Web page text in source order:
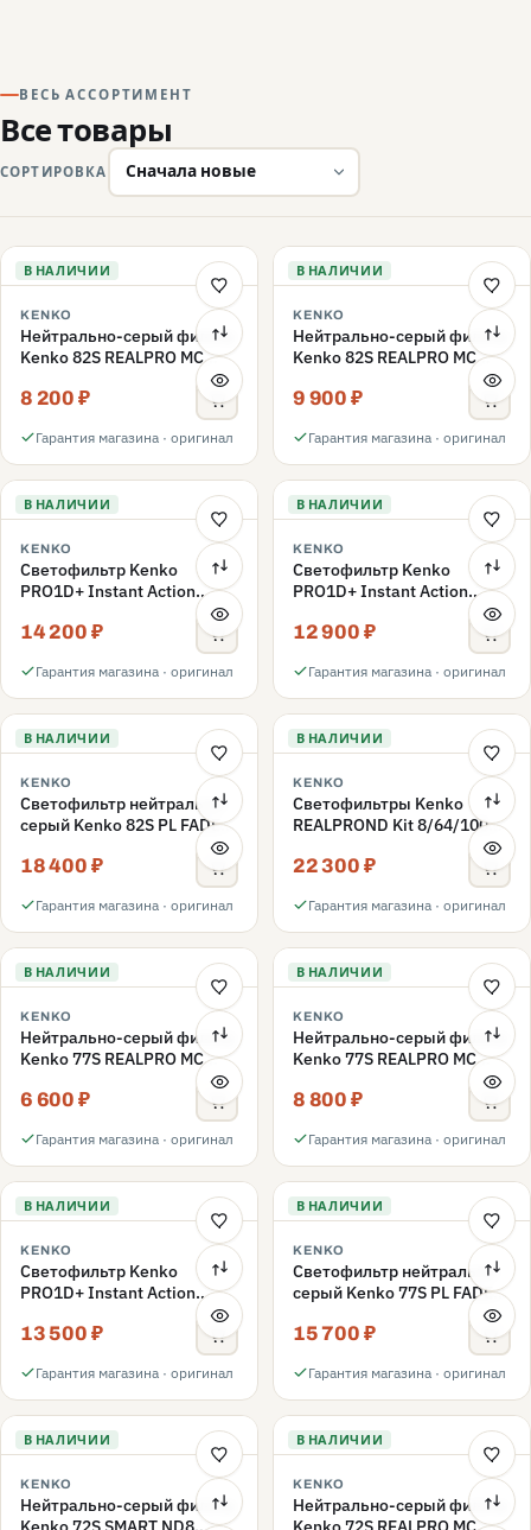
ВЕСЬ АССОРТИМЕНТ
Все товары
СОРТИРОВКА
В НАЛИЧИИ
KENKO
Нейтрально-серый фильтр
Kenko 82S REALPRO MC
8 200 ₽
Гарантия магазина · оригинал
В НАЛИЧИИ
KENKO
Нейтрально-серый фильтр
Kenko 82S REALPRO MC
9 900 ₽
Гарантия магазина · оригинал
В НАЛИЧИИ
KENKO
Светофильтр Kenko
PRO1D+ Instant Action
Variable NDX3-450+C-PLS
переменной плотности
14 200 ₽
Гарантия магазина · оригинал
В НАЛИЧИИ
KENKO
Светофильтр Kenko
PRO1D+ Instant Action
Variable NDX3-450+C-PL
переменной плотности
12 900 ₽
Гарантия магазина · оригинал
В НАЛИЧИИ
KENKO
Светофильтр нейтрально-
серый Kenko 82S PL FADER
с переменной плотностью
ND3-ND400 82mm
18 400 ₽
Гарантия магазина · оригинал
В НАЛИЧИИ
KENKO
Светофильтры Kenko
REALPROND Kit 8/64/1000
22 300 ₽
Гарантия магазина · оригинал
В НАЛИЧИИ
KENKO
Нейтрально-серый фильтр
Kenko 77S REALPRO MC
6 600 ₽
Гарантия магазина · оригинал
В НАЛИЧИИ
KENKO
Нейтрально-серый фильтр
Kenko 77S REALPRO MC
8 800 ₽
Гарантия магазина · оригинал
В НАЛИЧИИ
KENKO
Светофильтр Kenko
PRO1D+ Instant Action
Variable NDX3-450+C-PL
переменной плотности
13 500 ₽
Гарантия магазина · оригинал
В НАЛИЧИИ
KENKO
Светофильтр нейтрально-
серый Kenko 77S PL FADER
с переменной плотностью
ND3-ND400 77mm
15 700 ₽
Гарантия магазина · оригинал
В НАЛИЧИИ
KENKO
Нейтрально-серый фильтр
В НАЛИЧИИ
KENKO
Нейтрально-серый фильтр